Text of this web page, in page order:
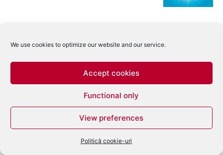
We use cookies to optimize our website and our service.
Accept cookies
Functional only
View preferences
Politică cookie-uri